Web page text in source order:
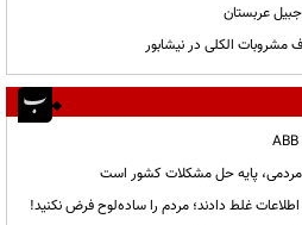
عربستان
پایه حل مشکلات کشور است
غلط دادند؛ مردم را ساده‌لوح فرض نکنید!